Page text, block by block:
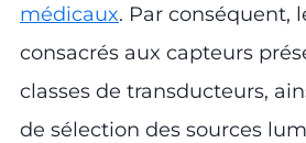
médicaux. Par conséquent,
consacrés aux capteurs
classes de transducteurs,
de sélection des sources